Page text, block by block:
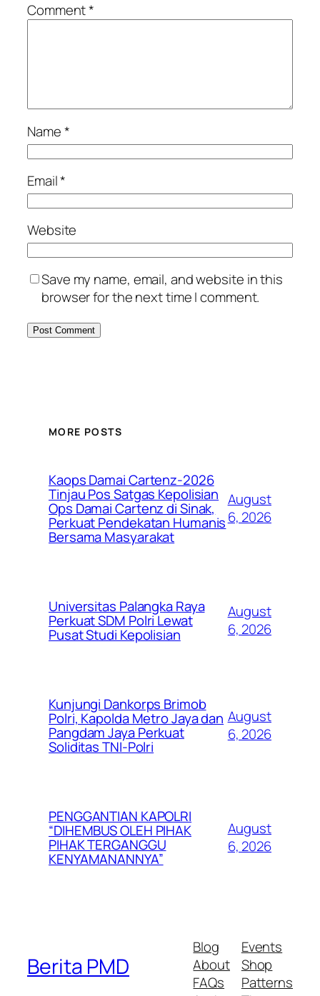
Comment*
Name*
Email*
Website
Save my name, email, and website in this
browser for the next time I comment.
MORE POSTS
Kaops Damai Cartenz-2026
Tinjau Pos Satgas Kepolisian
Ops Damai Cartenz di Sinak,
Perkuat Pendekatan Humanis
Bersama Masyarakat
August
6, 2026
Universitas Palangka Raya
Perkuat SDM Polri Lewat
Pusat Studi Kepolisian
August
6, 2026
Kunjungi Dankorps Brimob
Polri, Kapolda Metro Jaya dan
Pangdam Jaya Perkuat
Soliditas TNI-Polri
August
6, 2026
PENGGANTIAN KAPOLRI
“DIHEMBUS OLEH PIHAK
PIHAK TERGANGGU
KENYAMANANNYA”
August
6, 2026
Berita PMD
Blog
About
FAQs
Events
Shop
Patterns